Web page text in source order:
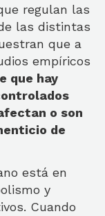
regulan las
las distintas
que a
empíricos
que hay
o son
de
está en
y
Cuando